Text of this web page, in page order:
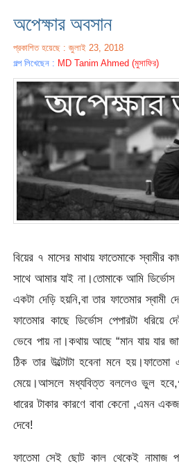
অপেক্ষার অবসান
প্রকাশিত হয়েছে : জুলাই 23, 2018
গল্প লিখেছেন : MD Tanim Ahmed (মুসাফির)
বিয়ের ৭ মাসের মাথায় ফাতেমাকে
সাথে আমার যাই না।তোমাকে আমি
একটা দেড়ি হয়নি,বা তার ফাতেমার স্বামী
ফাতেমার কাছে ডির্ভোস পেপারটা ধরিয়ে
ভেবে পায় না।কথায় আছে “মান যায় যার
ঠিক তার উল্টোটা হবেনা মনে
মেয়ে।আসলে মধ্যবিত্ত বললেও ভুল
ধারের টাকার কারণে বাবা কেনো ,এমন
দেবে!
ফাতেমা সেই ছোট কাল থেকেই নামাজ